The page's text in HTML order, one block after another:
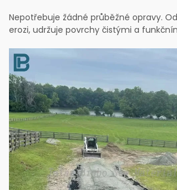
Nepotřebuje žádné průběžné opravy.
erozi, udržuje povrchy čistými a